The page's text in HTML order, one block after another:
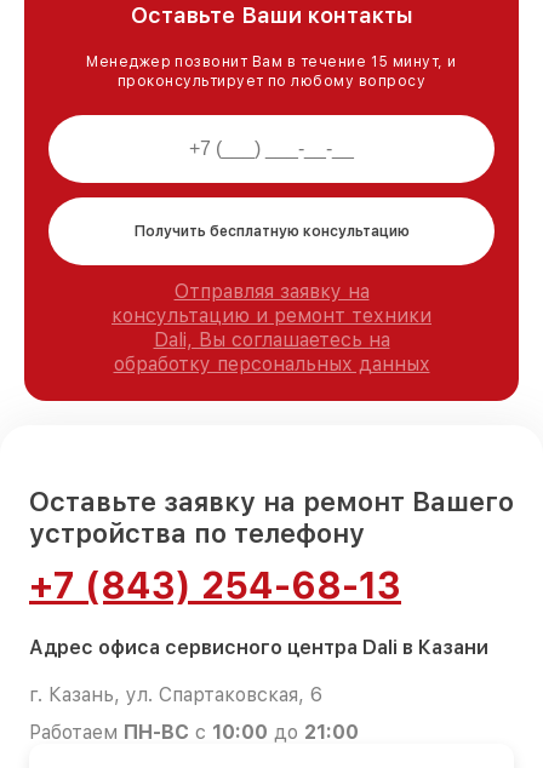
Оставьте Ваши контакты
Менеджер позвонит Вам в течение 15 минут, и
проконсультирует по любому вопросу
Получить бесплатную консультацию
Отправляя заявку на
консультацию и ремонт техники
Dali, Вы соглашаетесь на
обработку персональных данных
Оставьте заявку на ремонт Вашего
устройства по телефону
+7 (843) 254-68-13
Адрес офиса сервисного центра Dali в Казани
г. Казань, ул. Спартаковская, 6
Работаем ПН-ВС с 10:00 до 21:00